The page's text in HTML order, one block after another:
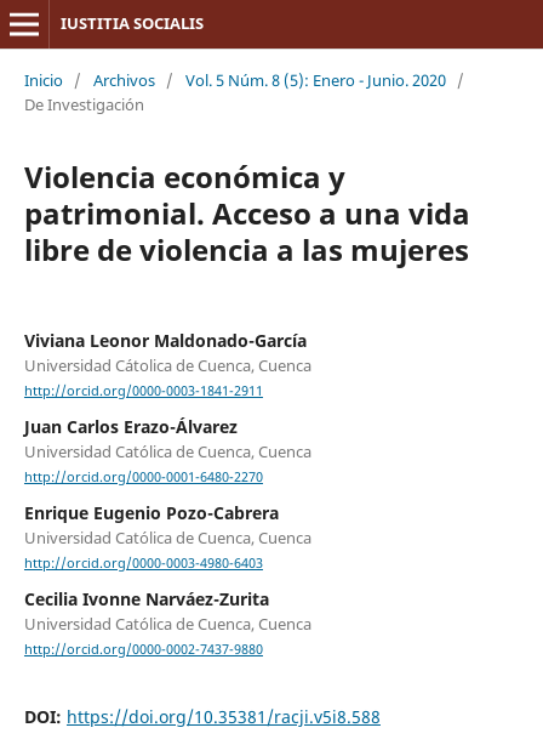
IUSTITIA SOCIALIS
Inicio / Archivos / Vol. 5 Núm. 8 (5): Enero - Junio. 2020 /
De Investigación
Violencia económica y
patrimonial. Acceso a una vida
libre de violencia a las mujeres
Viviana Leonor Maldonado-García
Universidad Cátolica de Cuenca, Cuenca
http://orcid.org/0000-0003-1841-2911
Juan Carlos Erazo-Álvarez
Universidad Católica de Cuenca, Cuenca
http://orcid.org/0000-0001-6480-2270
Enrique Eugenio Pozo-Cabrera
Universidad Católica de Cuenca, Cuenca
http://orcid.org/0000-0003-4980-6403
Cecilia Ivonne Narváez-Zurita
Universidad Católica de Cuenca, Cuenca
http://orcid.org/0000-0002-7437-9880
DOI: https://doi.org/10.35381/racji.v5i8.588